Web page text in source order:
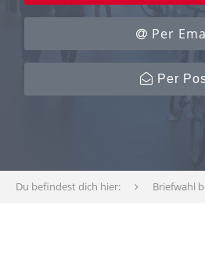
Per
Per
Du befindest dich hier: Briefwahl